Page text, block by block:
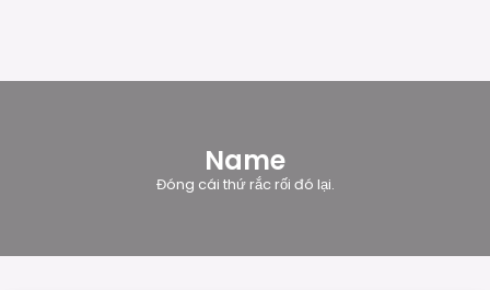
Name
Đóng cái thứ rắc rối đó lại.